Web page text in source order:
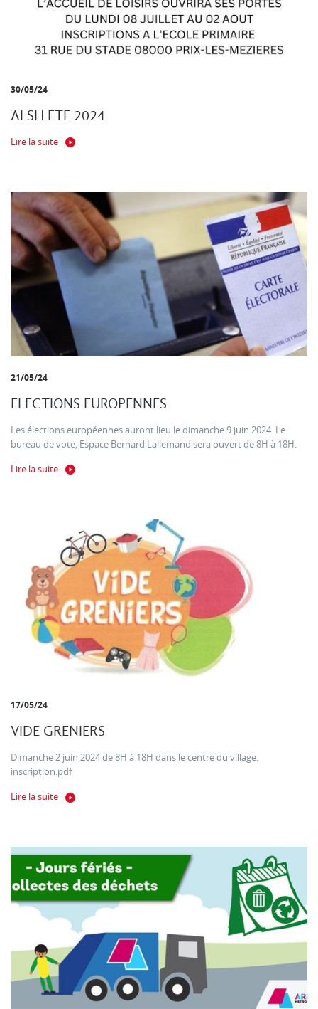
30/05/24
ALSH ETE 2024
Lire la suite
21/05/24
ELECTIONS EUROPENNES
Les élections européennes auront lieu le dimanche 9 juin 2024. Le
bureau de vote, Espace Bernard Lallemand sera ouvert de 8H à 18H.
Lire la suite
17/05/24
VIDE GRENIERS
Dimanche 2 juin 2024 de 8H à 18H dans le centre du village.
inscription.pdf
Lire la suite